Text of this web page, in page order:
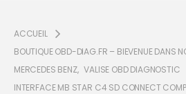
ACCUEIL
BOUTIQUE OBD-DIAG.FR – BIEVENUE DANS
MERCEDES BENZ, VALISE OBD DIAGNOSTIC
INTERFACE MB STAR C4 SD CONNECT